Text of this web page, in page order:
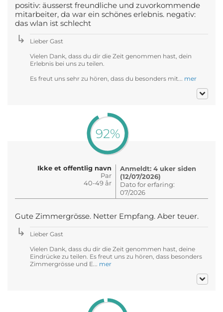
positiv: äusserst freundliche und zuvorkommende
mitarbeiter, da war ein schönes erlebnis. negativ:
das wlan ist schlecht
Lieber Gast
Vielen Dank, dass du dir die Zeit genommen hast, dein
Erlebnis bei uns zu teilen.
Es freut uns sehr zu hören, dass du besonders mit... mer
92%
Ikke et offentlig navn
Par
40-49 år
Anmeldt: 4 uker siden
(12/07/2026)
Dato for erfaring:
07/2026
Gute Zimmergrösse. Netter Empfang. Aber teuer.
Lieber Gast
Vielen Dank, dass du dir die Zeit genommen hast, deine
Eindrücke zu teilen. Es freut uns zu hören, dass besonders
Zimmergrösse und E... mer